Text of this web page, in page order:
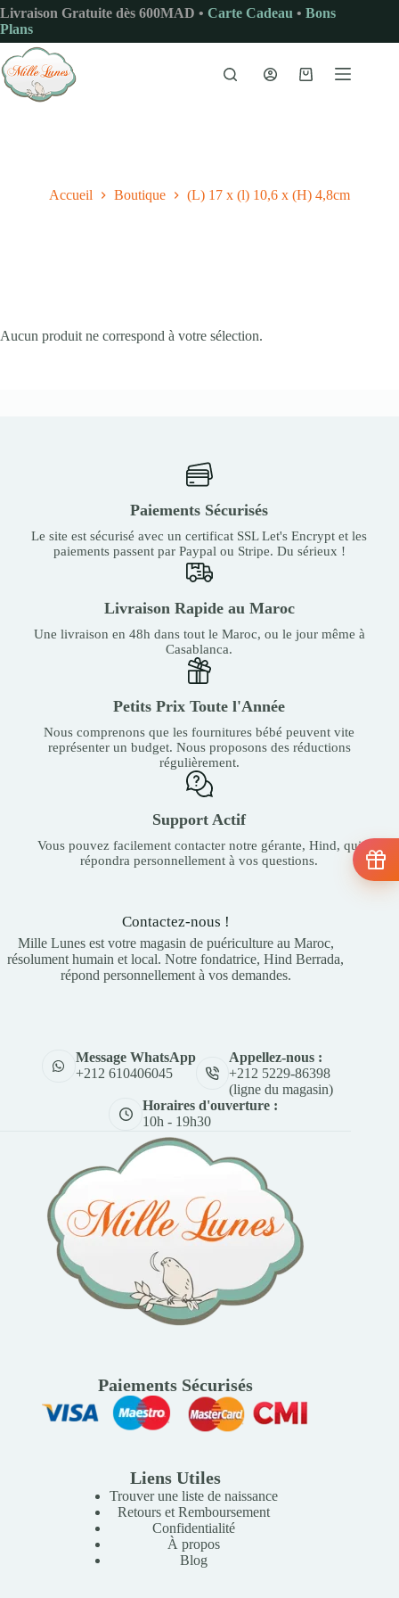
Passer
au
contenu
Livraison Gratuite dès 600MAD • Carte Cadeau • Bons
Plans
Panier
Accueil Boutique (L) 17 x (l) 10,6 x (H) 4,8cm
Aucun produit ne correspond à votre sélection.
Paiements Sécurisés
Le site est sécurisé avec un certificat SSL Let's Encrypt et les
paiements passent par Paypal ou Stripe. Du sérieux !
Livraison Rapide au Maroc
Une livraison en 48h dans tout le Maroc, ou le jour même à
Casablanca.
Petits Prix Toute l'Année
Nous comprenons que les fournitures bébé peuvent vite
représenter un budget. Nous proposons des réductions
régulièrement.
Support Actif
Vous pouvez facilement contacter notre gérante, Hind, qui
répondra personnellement à vos questions.
Contactez-nous !
Mille Lunes est votre magasin de puériculture au Maroc,
résolument humain et local. Notre fondatrice, Hind Berrada,
répond personnellement à vos demandes.
Message WhatsApp
+212 610406045
Appellez-nous :
+212 5229-86398
(ligne du magasin)
Horaires d'ouverture :
10h - 19h30
Paiements Sécurisés
Liens Utiles
Trouver une liste de naissance
Retours et Remboursement
Confidentialité
À propos
Blog